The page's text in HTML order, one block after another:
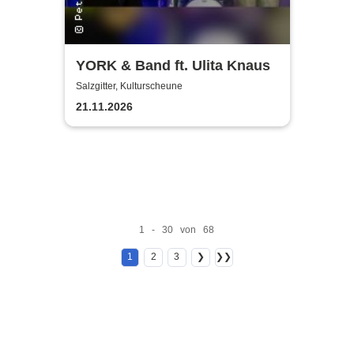
YORK & Band ft. Ulita Knaus
Salzgitter, Kulturscheune
21.11.2026
1 - 30 von 68
1 2 3 ❯ ❯❯